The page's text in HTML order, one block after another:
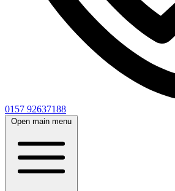
0157 92637188
Open main menu